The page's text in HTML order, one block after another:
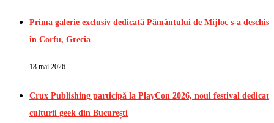
Prima galerie exclusiv dedicată Pământului de Mijloc s-a deschis
în Corfu, Grecia
18 mai 2026
Crux Publishing participă la PlayCon 2026, noul festival dedicat
culturii geek din București